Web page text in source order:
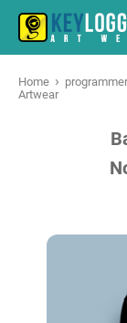
Home › programmer
Artwear